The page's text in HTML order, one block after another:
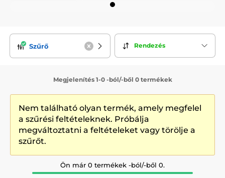
Szűrő Rendezés
Megjelenítés 1-0 -ból/-ből 0 termékek
Nem található olyan termék, amely megfelel
a szűrési feltételeknek. Próbálja
megváltoztatni a feltételeket vagy törölje a
szűrőt.
Ön már 0 termékek -ból/-ből 0.